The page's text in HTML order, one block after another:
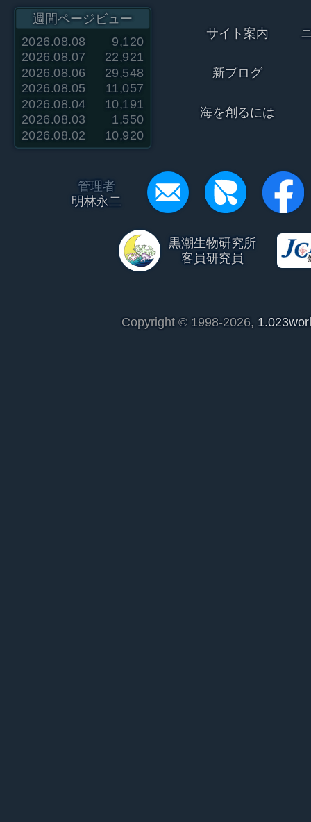
週間ページビュー
2026.08.08
9,120
2026.08.07
22,921
2026.08.06
29,548
2026.08.05
11,057
2026.08.04
10,191
2026.08.03
1,550
2026.08.02
10,920
サイト案内
新ブログ
海を創るには
管理者
明林永二
黒潮生物研究所
客員研究員
Copyright © 1998-2026,